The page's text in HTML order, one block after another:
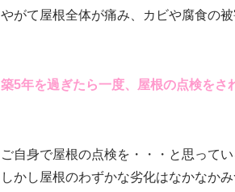
やがて屋根全体が痛み、カビや腐食の
築5年を過ぎたら一度、屋根の点検をさ
ご自身で屋根の点検を・・・と思ってい
しかし屋根のわずかな劣化はなかなかみ